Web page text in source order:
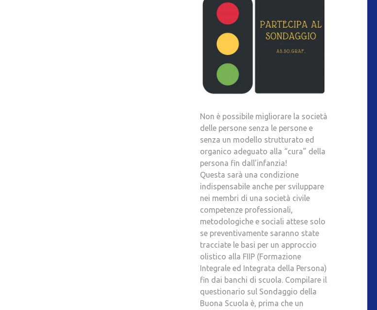
Non è possibile migliorare la società
delle persone senza le persone e
senza un modello strutturato ed
organico adeguato alla “cura” della
persona fin dall’infanzia!
Questa sarà una condizione
indispensabile anche per sviluppare
nei membri di una società civile
competenze professionali,
metodologiche e sociali attese solo
se preventivamente saranno state
tracciate le basi per un approccio
olistico alla FIIP (Formazione
Integrale ed Integrata della Persona)
fin dai banchi di scuola. Compilare il
questionario sul Sondaggio della
Buona Scuola è, prima che un